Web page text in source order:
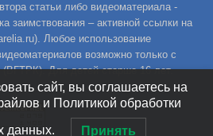
статьи либо видеоматериала -
заимствования – активной ссылки на
Любое использование
возможно только с
(ВГТРК). Для детей старше 16 лет.
сайт, вы соглашаетесь на
и Политикой обработки
данных. Принять